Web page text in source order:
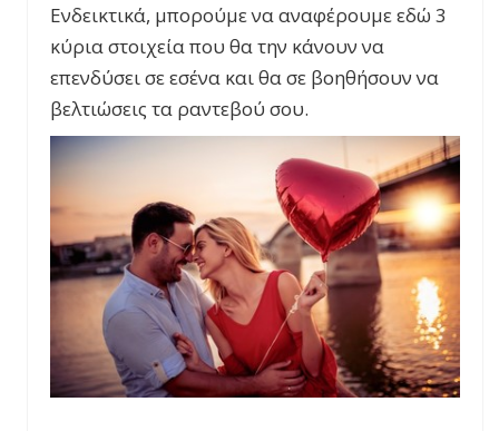
Ενδεικτικά, μπορούμε να αναφέρουμε εδώ 3
κύρια στοιχεία που θα την κάνουν να
επενδύσει σε εσένα και θα σε βοηθήσουν να
βελτιώσεις τα ραντεβού σου.